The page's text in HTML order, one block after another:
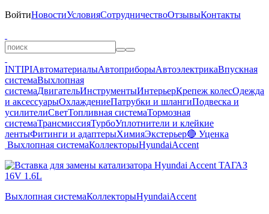
ВойтиНовостиУсловияСотрудничествоОтзывыКонтакты
INTIPIАвтоматериалыАвтоприборыАвтоэлектрикаВпускная
системаВыхлопная
системаДвигательИнструментыИнтерьерКрепеж колесОдежда
и аксессуарыОхлаждениеПатрубки и шлангиПодвеска и
усилителиСветТопливная системаТормозная
системаТрансмиссияТурбоУплотнители и клейкие
лентыФитинги и адаптерыХимияЭкстерьер🔴 Уценка
Выхлопная системаКоллекторыHyundaiAccent
Выхлопная системаКоллекторыHyundaiAccent